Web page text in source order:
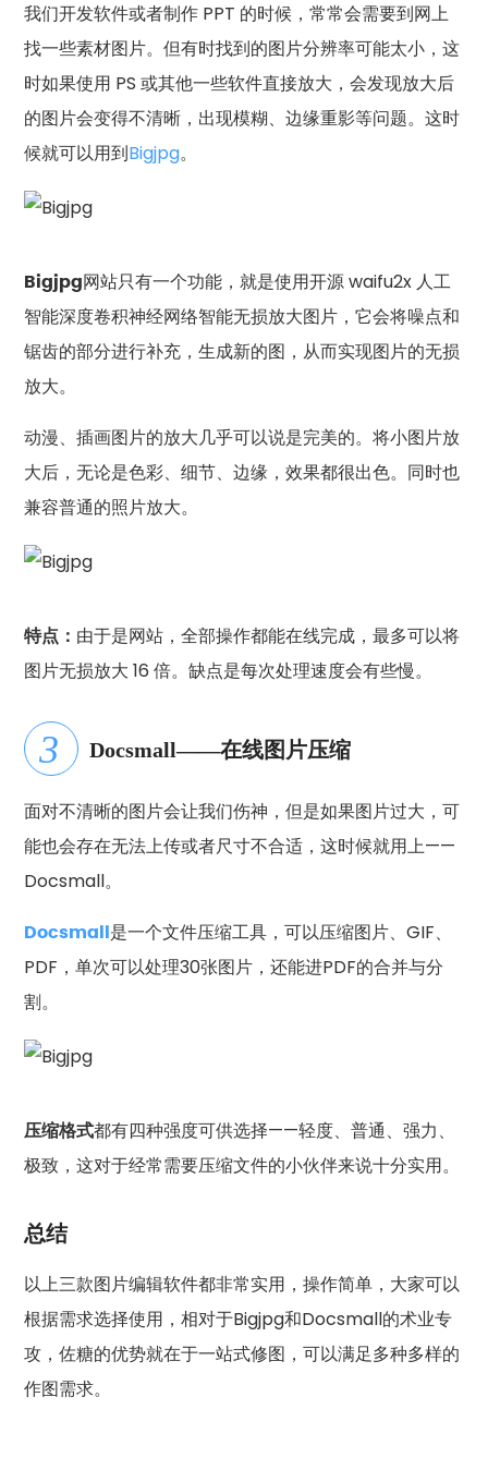
我们开发软件或者制作 PPT 的时候，常常会需要到网上
找一些素材图片。但有时找到的图片分辨率可能太小，这
时如果使用 PS 或其他一些软件直接放大，会发现放大后
的图片会变得不清晰，出现模糊、边缘重影等问题。这时
候就可以用到Bigjpg。
Bigjpg网站只有一个功能，就是使用开源 waifu2x 人工
智能深度卷积神经网络智能无损放大图片，它会将噪点和
锯齿的部分进行补充，生成新的图，从而实现图片的无损
放大。
动漫、插画图片的放大几乎可以说是完美的。将小图片放
大后，无论是色彩、细节、边缘，效果都很出色。同时也
兼容普通的照片放大。
特点： 由于是网站，全部操作都能在线完成，最多可以将
图片无损放大 16 倍。缺点是每次处理速度会有些慢。
Docsmall——在线图片压缩
面对不清晰的图片会让我们伤神，但是如果图片过大，可
能也会存在无法上传或者尺寸不合适，这时候就用上——
Docsmall。
Docsmall是一个文件压缩工具，可以压缩图片、GIF、
PDF，单次可以处理30张图片，还能进PDF的合并与分
割。
压缩格式都有四种强度可供选择——轻度、普通、强力、
极致，这对于经常需要压缩文件的小伙伴来说十分实用。
总结
以上三款图片编辑软件都非常实用，操作简单，大家可以
根据需求选择使用，相对于Bigjpg和Docsmall的术业专
攻，佐糖的优势就在于一站式修图，可以满足多种多样的
作图需求。